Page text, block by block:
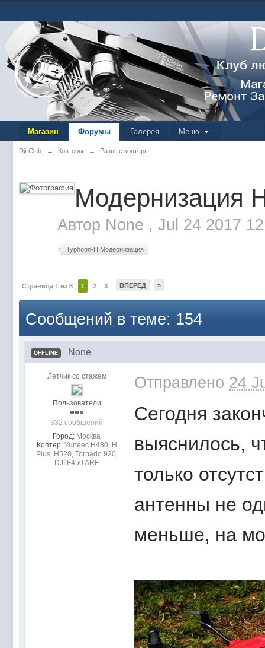
Магазин Форумы Галерея Меню
Dji-Club → Коптеры → Разные коптеры
Модернизация
Автор None , Jul 24 2017
Typhoon-H Модернизация
Страница 1 из 8 1 2 3 ВПЕРЕД »
Сообщений в теме: 154
OFFLINE None
Летчик со стажем
Пользователи
332 сообщений
Город: Mocквa
Коптер: Yuneec H480, H
Plus, H520, Tornado 920,
DJI F450 ARF
Отправлено 24
Сегодня
выяснилось,
только
антенны не
меньше, на